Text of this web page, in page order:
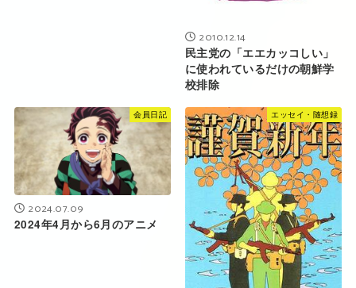
2010.12.14
民主党の「エエカッコしい」
に使われているだけの朝鮮学
校排除
会員日記
2024.07.09
2024年4月から6月のアニメ
エッセイ・随想録